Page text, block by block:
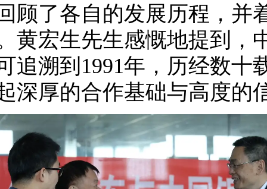
顾了各自的发展历程，并
黄宏生先生感慨地提到，
追溯到1991年，历经数十
深厚的合作基础与高度的